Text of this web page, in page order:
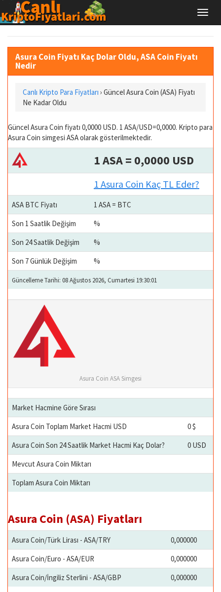
Asura Coin Fiyatı Kaç Dolar Oldu, ASA Coin Fiyatı
Nedir
Canlı Kripto Para Fiyatları › Güncel Asura Coin (ASA) Fiyatı
Ne Kadar Oldu
Güncel Asura Coin fiyatı 0,0000 USD. 1 ASA/USD=0,0000. Kripto para
Asura Coin simgesi ASA olarak gösterilmektedir.
1 ASA = 0,0000 USD
1 Asura Coin Kaç TL Eder?
ASA BTC Fiyatı
1 ASA = BTC
Son 1 Saatlik Değişim
%
Son 24 Saatlik Değişim
%
Son 7 Günlük Değişim
%
Güncelleme Tarihi: 08 Ağustos 2026, Cumartesi 19:30:01
Asura Coin ASA Simgesi
Market Hacmine Göre Sırası
Asura Coin Toplam Market Hacmi USD
0 $
Asura Coin Son 24 Saatlik Market Hacmi Kaç Dolar?
0 USD
Mevcut Asura Coin Miktarı
Toplam Asura Coin Miktarı
Asura Coin (ASA) Fiyatları
Asura Coin/Türk Lirası - ASA/TRY
0,000000
Asura Coin/Euro - ASA/EUR
0,000000
Asura Coin/İngiliz Sterlini - ASA/GBP
0,000000